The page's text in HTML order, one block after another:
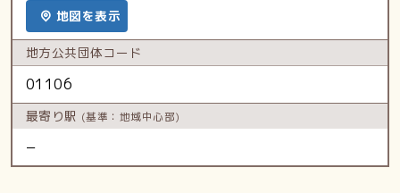
地図を表示
地方公共団体コード
01106
最寄り駅 (基準：地域中心部)
−